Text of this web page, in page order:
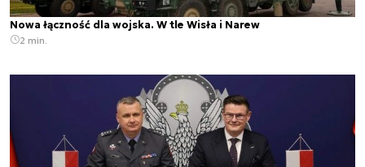
Nowa łączność dla wojska. W tle Wisła i Narew
2 min.